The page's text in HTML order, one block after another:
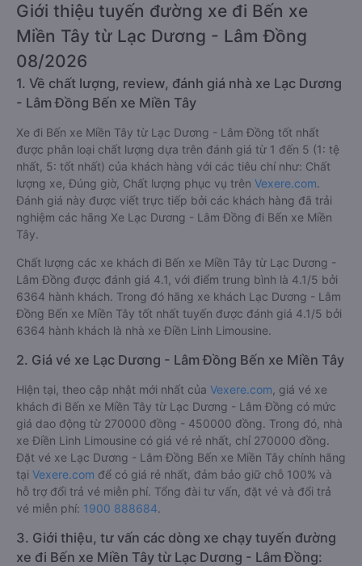
Giới thiệu tuyến đường xe đi Bến xe
Miền Tây từ Lạc Dương - Lâm Đồng
08/2026
1. Về chất lượng, review, đánh giá nhà xe Lạc Dương
- Lâm Đồng Bến xe Miền Tây
Xe đi Bến xe Miền Tây từ Lạc Dương - Lâm Đồng tốt nhất
được phân loại chất lượng dựa trên đánh giá từ 1 đến 5 (1: tệ
nhất, 5: tốt nhất) của khách hàng với các tiêu chí như: Chất
lượng xe, Đúng giờ, Chất lượng phục vụ trên Vexere.com.
Đánh giá này được viết trực tiếp bởi các khách hàng đã trải
nghiệm các hãng Xe Lạc Dương - Lâm Đồng đi Bến xe Miền
Tây.
Chất lượng các xe khách đi Bến xe Miền Tây từ Lạc Dương -
Lâm Đồng được đánh giá 4.1, với điểm trung bình là 4.1/5 bởi
6364 hành khách. Trong đó hãng xe khách Lạc Dương - Lâm
Đồng Bến xe Miền Tây tốt nhất tuyến được đánh giá 4.1/5 bởi
6364 hành khách là nhà xe Điền Linh Limousine.
2. Giá vé xe Lạc Dương - Lâm Đồng Bến xe Miền Tây
Hiện tại, theo cập nhật mới nhất của Vexere.com , giá vé xe
khách đi Bến xe Miền Tây từ Lạc Dương - Lâm Đồng có mức
giá dao động từ 270000 đồng - 450000 đồng. Trong đó, nhà
xe Điền Linh Limousine có giá vé rẻ nhất, chỉ 270000 đồng.
Đặt vé xe Lạc Dương - Lâm Đồng Bến xe Miền Tây chính hãng
tại Vexere.com để có giá rẻ nhất, đảm bảo giữ chỗ 100% và
hỗ trợ đổi trả vé miễn phí. Tổng đài tư vấn, đặt vé và đổi trả
vé miễn phí: 1900 888684.
3. Giới thiệu, tư vấn các dòng xe chạy tuyến đường
xe đi Bến xe Miền Tây từ Lạc Dương - Lâm Đồng: